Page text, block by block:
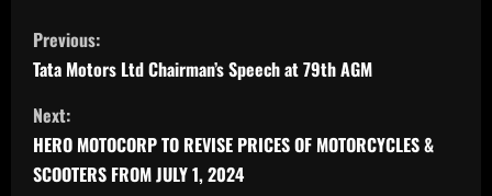
C
o
n
t
i
Previous:
Tata Motors Ltd Chairman’s Speech at 79th AGM
Next:
HERO MOTOCORP TO REVISE PRICES OF MOTORCYCLES &
SCOOTERS FROM JULY 1, 2024